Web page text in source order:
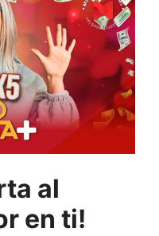
al
en ti!